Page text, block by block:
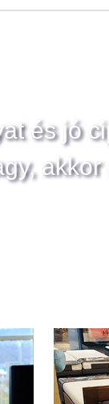
és jó